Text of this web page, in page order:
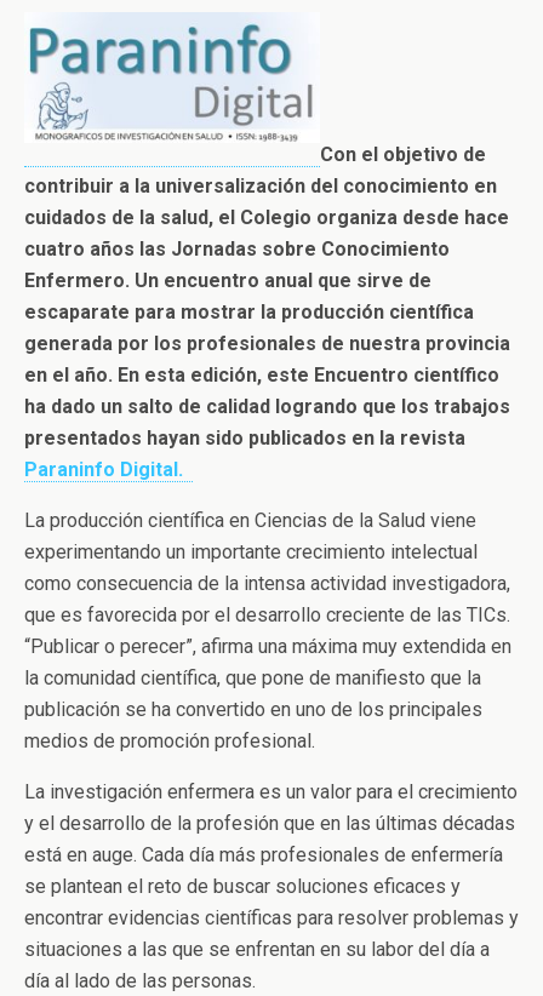
Con el objetivo de
contribuir a la universalización del conocimiento en
cuidados de la salud, el Colegio organiza desde hace
cuatro años las Jornadas sobre Conocimiento
Enfermero. Un encuentro anual que sirve de
escaparate para mostrar la producción científica
generada por los profesionales de nuestra provincia
en el año. En esta edición, este Encuentro científico
ha dado un salto de calidad logrando que los trabajos
presentados hayan sido publicados en la revista
Paraninfo Digital.
La producción científica en Ciencias de la Salud viene
experimentando un importante crecimiento intelectual
como consecuencia de la intensa actividad investigadora,
que es favorecida por el desarrollo creciente de las TICs.
“Publicar o perecer”, afirma una máxima muy extendida en
la comunidad científica, que pone de manifiesto que la
publicación se ha convertido en uno de los principales
medios de promoción profesional.
La investigación enfermera es un valor para el crecimiento
y el desarrollo de la profesión que en las últimas décadas
está en auge. Cada día más profesionales de enfermería
se plantean el reto de buscar soluciones eficaces y
encontrar evidencias científicas para resolver problemas y
situaciones a las que se enfrentan en su labor del día a
día al lado de las personas.